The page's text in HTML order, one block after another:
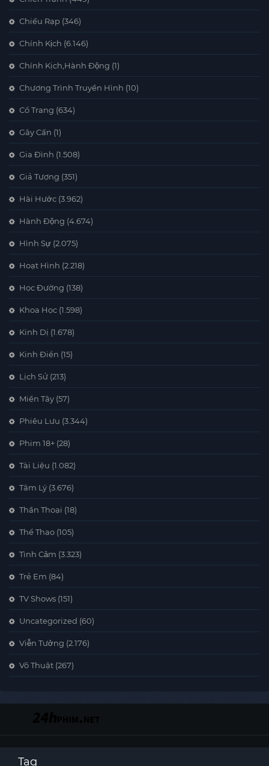
Chiếu Rạp (346)
Chính Kịch (6.146)
Chính Kịch,Hành Động (1)
Chương Trình Truyền Hình (10)
Cổ Trang (634)
Gây Cấn (1)
Gia Đình (1.508)
Giả Tượng (351)
Hài Hước (3.962)
Hành Động (4.674)
Hình Sự (2.075)
Hoạt Hình (2.218)
Học Đường (138)
Khoa Học (1.598)
Kinh Dị (1.678)
Kinh Điển (15)
Lịch Sử (213)
Miền Tây (57)
Phiêu Lưu (3.344)
Phim 18+ (28)
Tài Liệu (1.082)
Tâm Lý (3.676)
Thần Thoại (18)
Thể Thao (105)
Tình Cảm (3.323)
Trẻ Em (84)
TV Shows (151)
Uncategorized (60)
Viễn Tưởng (2.176)
Võ Thuật (267)
Tag